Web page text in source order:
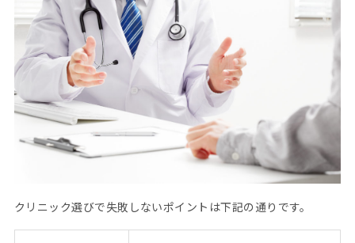
クリニック選びで失敗しないポイントは下記の通りです。